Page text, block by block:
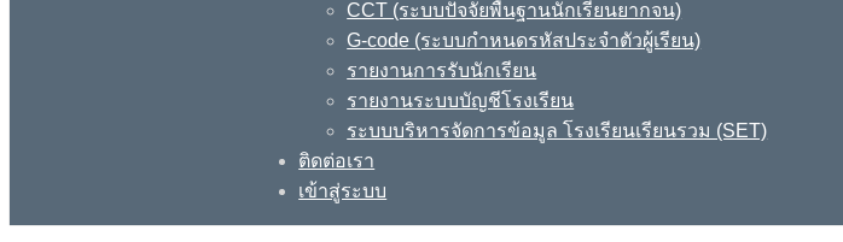
CCT (ระบบปัจจัยพื้นฐานนักเรียนยากจน)
G-code (ระบบกำหนดรหัสประจำตัวผู้เรียน)
รายงานการรับนักเรียน
รายงานระบบบัญชีโรงเรียน
ระบบบริหารจัดการข้อมูล โรงเรียนเรียนรวม (SET)
ติดต่อเรา
เข้าสู่ระบบ